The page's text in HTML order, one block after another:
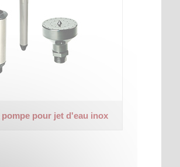
pour jet d'eau inox